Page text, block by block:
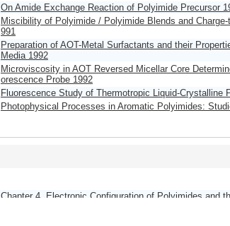
On Amide Exchange Reaction of Polyimide Precursor
Miscibility of Polyimide / Polyimide Blends and
991
Preparation of AOT-Metal Surfactants and their
Media 1992
Microviscosity in AOT Reversed Micellar Core
orescence Probe 1992
Fluorescence Study of Thermotropic Liquid-Crystalline
Photophysical Processes in Aromatic Polyimides:
Chapter 4, Electronic Configuration of Polyimides and